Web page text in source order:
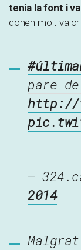
tenia la font i
donen molt
pare
http://
—
2014